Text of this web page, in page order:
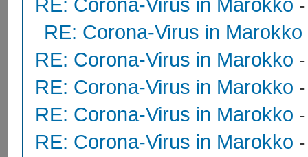
RE: Corona-Virus in Marokko
RE: Corona-Virus in Marokko
RE: Corona-Virus in Marokko
RE: Corona-Virus in Marokko
RE: Corona-Virus in Marokko
RE: Corona-Virus in Marokko